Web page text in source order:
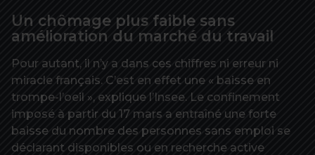
Un chômage plus faible sans
amélioration du marché du travail
Pour autant, il n’y a dans ces chiffres ni erreur ni
miracle français. C’est en effet une « baisse en
trompe-l’oeil », explique l’Insee. Le confinement
imposé à partir du 17 mars a entraîné une forte
baisse du nombre des personnes sans emploi se
déclarant disponibles ou en recherche active